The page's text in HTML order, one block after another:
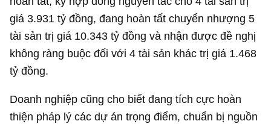
giá 3.931 tỷ đồng, đang hoàn tất chuyển nhượng 5
tài sản trị giá 10.343 tỷ đồng và nhận được đề nghị
không ràng buộc đối với 4 tài sản khác trị giá 1.468
tỷ đồng.
Doanh nghiệp cũng cho biết đang tích cực hoàn
thiện pháp lý các dự án trọng điểm, chuẩn bị nguồn